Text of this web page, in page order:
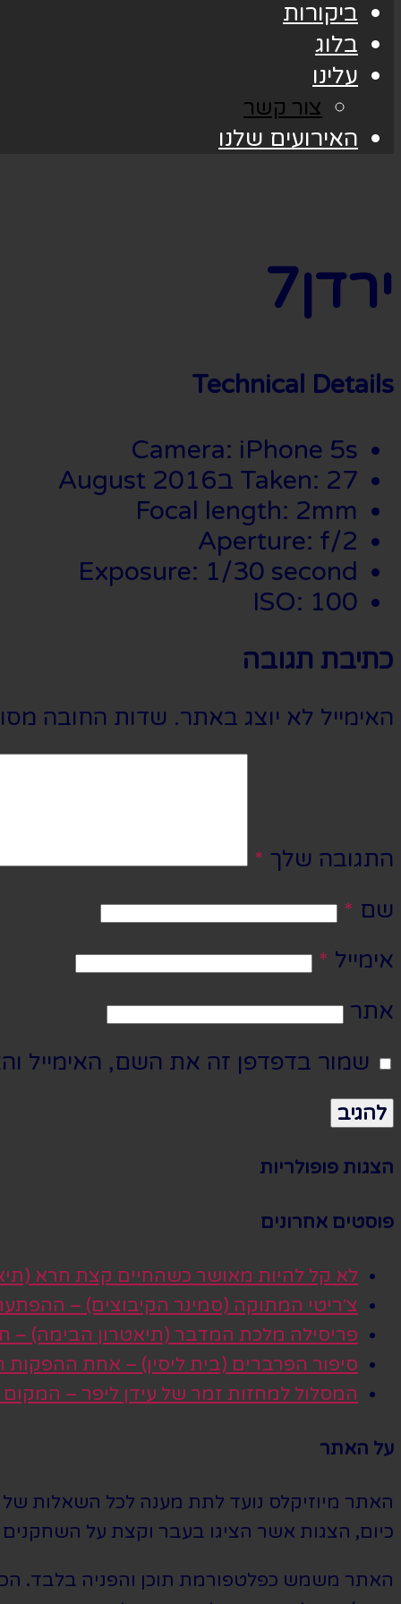
ביקורות
בלוג
עלינו
צור קשר
האירועים שלנו
ירדן7
Technical Details
Camera: iPhone 5s
Taken: 27 בAugust 2016
Focal length: 2mm
Aperture: f/2
Exposure: 1/30 second
ISO: 100
כתיבת תגובה
האימייל לא יוצג באתר. שדות החובה
התגובה שלך *
שם *
אימייל *
אתר
שמור בדפדפן זה את השם, האימייל
הצגות פופולריות
פוסטים אחרונים
לא קל להיות מאושר כשהחיים קצת חרא
צ׳ריטי המתוקה (סמינר הקיבוצים) –
פריסילה מלכת המדבר (תיאטרון הבימה) –
סיפור הפרברים (בית ליסין) – אחת
המסלול למחזות זמר של עידן ליפר –
על האתר
האתר מיוזיקלס נועד לתת מענה לכל השאלות של
כיום, הצגות אשר הציגו בעבר וקצת על השחקנים
האתר משמש כפלטפורמת תוכן והפניה בלבד.